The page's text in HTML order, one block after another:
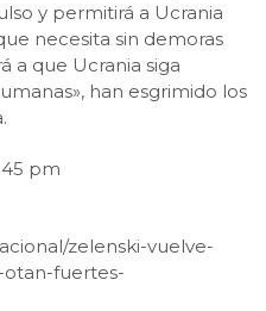
y permitirá a Ucrania
necesita sin demoras
a que Ucrania siga
han esgrimido los
pm
zelenski-vuelve-
otan-fuertes-